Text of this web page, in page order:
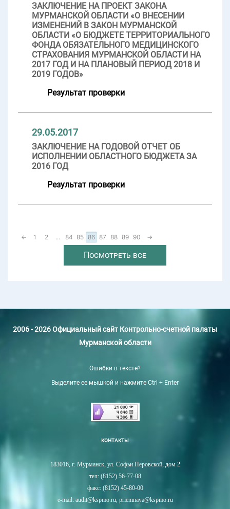
ЗАКЛЮЧЕНИЕ НА ПРОЕКТ ЗАКОНА
МУРМАНСКОЙ ОБЛАСТИ «О ВНЕСЕНИИ
ИЗМЕНЕНИЙ В ЗАКОН МУРМАНСКОЙ
ОБЛАСТИ «О БЮДЖЕТЕ ТЕРРИТОРИАЛЬНОГО
ФОНДА ОБЯЗАТЕЛЬНОГО МЕДИЦИНСКОГО
СТРАХОВАНИЯ МУРМАНСКОЙ ОБЛАСТИ НА
2017 ГОД И НА ПЛАНОВЫЙ ПЕРИОД 2018 И
2019 ГОДОВ»
Результат проверки
29.05.2017
ЗАКЛЮЧЕНИЕ НА ГОДОВОЙ ОТЧЕТ ОБ
ИСПОЛНЕНИИ ОБЛАСТНОГО БЮДЖЕТА ЗА
2016 ГОД
Результат проверки
← 1 2 ... 84 85 86 87 88 89 90 →
Посмотреть все
2006 - 2026 Официальный сайт Контрольно-счетной палаты
Мурманской области
Ошибки в тексте?
Выделите ее мышкой и нажмите Ctrl + Enter
КОНТАКТЫ
183016, г. Мурманск, ул. Софьи Перовской, дом 2
тел: (8152) 56-77-08
факс: (8152) 45-80-00
e-mail: audit@kspmo.ru, priemnaya@kspmo.ru